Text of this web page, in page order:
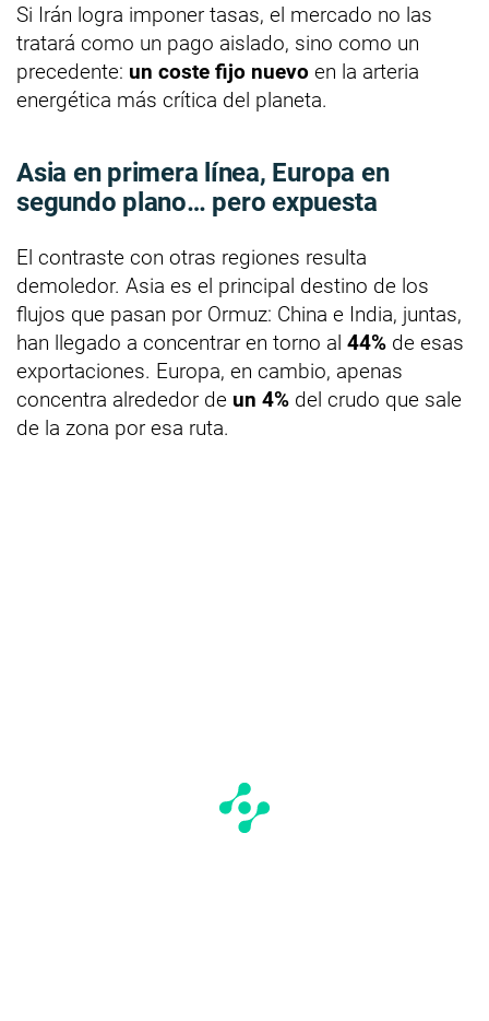
Si Irán logra imponer tasas, el mercado no las
tratará como un pago aislado, sino como un
precedente: un coste fijo nuevo en la arteria
energética más crítica del planeta.
Asia en primera línea, Europa en
segundo plano… pero expuesta
El contraste con otras regiones resulta
demoledor. Asia es el principal destino de los
flujos que pasan por Ormuz: China e India, juntas,
han llegado a concentrar en torno al 44% de esas
exportaciones. Europa, en cambio, apenas
concentra alrededor de un 4% del crudo que sale
de la zona por esa ruta.